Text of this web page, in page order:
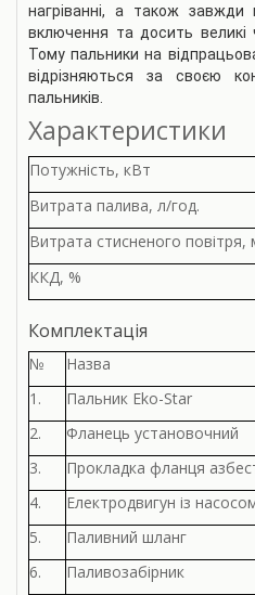
нагріванні, а також завжди
включення та досить великі
Тому пальники на
відрізняються за своєю
пальників.
Характеристики
Потужність, кВт
Витрата палива, л/год.
Витрата стисненого повітря,
ККД, %
Комплектація
№ Назва
1.
Пальник Eko-Star
2.
Фланець установочний
3.
Прокладка фланця
4.
Електродвигун із
5.
Паливний шланг
6.
Паливозабірник